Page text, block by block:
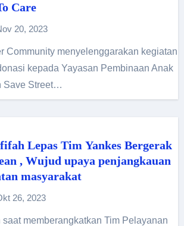
Care
20, 2023
kepada Yayasan Pembinaan Anak
Save Street…
Lepas Tim Yankes Bergerak
, Wujud upaya penjangkauan
masyarakat
26, 2023